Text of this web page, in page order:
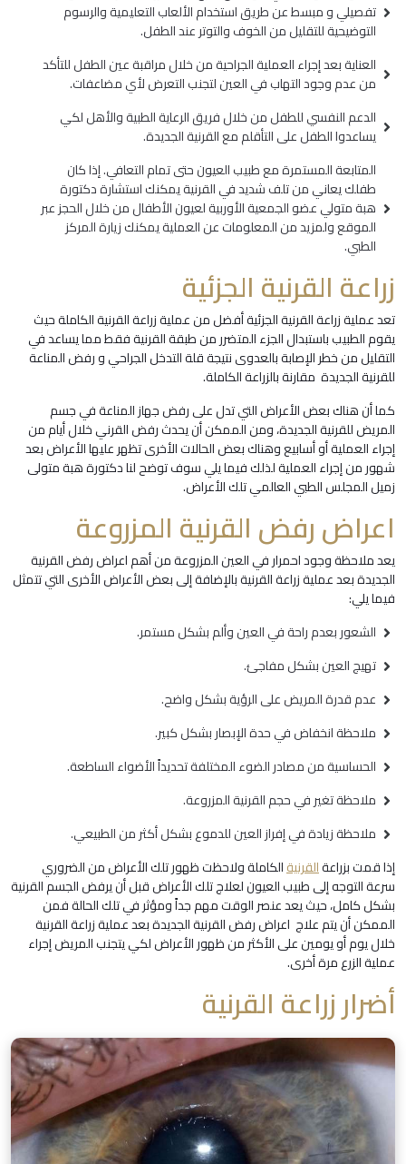
تفصيلي و مبسط عن طريق استخدام الألعاب التعليمية والرسوم
التوضيحية للتقليل من الخوف والتوتر عند الطفل.
العناية بعد إجراء العملية الجراحية من خلال مراقبة عين الطفل للتأكد
من عدم وجود التهاب في العين لتجنب التعرض لأي مضاعفات.
الدعم النفسي للطفل من خلال فريق الرعاية الطبية والأهل لكي
يساعدوا الطفل على التأقلم مع القرنية الجديدة.
المتابعة المستمرة مع طبيب العيون حتى تمام التعافي. إذا كان
طفلك يعاني من تلف شديد في القرنية يمكنك استشارة دكتورة
هبة متولي عضو الجمعية الأوربية لعيون الأطفال من خلال الحجز عبر
الموقع ولمزيد من المعلومات عن العملية يمكنك زيارة المركز
الطبي.
زراعة القرنية الجزئية
تعد عملية زراعة القرنية الجزئية أفضل من عملية زراعة القرنية الكاملة حيث
يقوم الطبيب باستبدال الجزء المتضرر من طبقة القرنية فقط مما يساعد في
التقليل من خطر الإصابة بالعدوى نتيجة قلة التدخل الجراحي و رفض المناعة
للقرنية الجديدة مقارنة بالزراعة الكاملة.
كما أن هناك بعض الأعراض التي تدل على رفض جهاز المناعة في جسم
المريض للقرنية الجديدة، ومن الممكن أن يحدث رفض القرني خلال أيام من
إجراء العملية أو أسابيع وهناك بعض الحالات الأخرى تظهر عليها الأعراض بعد
شهور من إجراء العملية لذلك فيما يلي سوف توضح لنا دكتورة هبة متولى
زميل المجلس الطبي العالمي تلك الأعراض.
اعراض رفض القرنية المزروعة
يعد ملاحظة وجود احمرار في العين المزروعة من أهم اعراض رفض القرنية
الجديدة بعد عملية زراعة القرنية بالإضافة إلى بعض الأعراض الأخرى التي تتمثل
فيما يلي:
الشعور بعدم راحة في العين وألم بشكل مستمر.
تهيج العين بشكل مفاجئ.
عدم قدرة المريض على الرؤية بشكل واضح.
ملاحظة انخفاض في حدة الإبصار بشكل كبير.
الحساسية من مصادر الضوء المختلفة تحديداً الأضواء الساطعة.
ملاحظة تغير في حجم القرنية المزروعة.
ملاحظة زيادة في إفراز العين للدموع بشكل أكثر من الطبيعي.
إذا قمت بزراعةالقرنيةالكاملة ولاحظت ظهور تلك الأعراض من الضروري
سرعة التوجه إلى طبيب العيون لعلاج تلك الأعراض قبل أن يرفض الجسم القرنية
بشكل كامل، حيث يعد عنصر الوقت مهم جداً ومؤثر في تلك الحالة فمن
الممكن أن يتم علاج اعراض رفض القرنية الجديدة بعد عملية زراعة القرنية
خلال يوم أو يومين على الأكثر من ظهور الأعراض لكي يتجنب المريض إجراء
عملية الزرع مرة أخرى.
أضرار زراعة القرنية